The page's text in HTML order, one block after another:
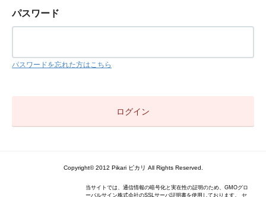
パスワード
パスワードを忘れた方はこちら
Copyright© 2012 Pikari ピカリ All Rights Reserved.
当サイトでは、通信情報の暗号化と実在性の証明のため、GMOグロ
ーバルサイン株式会社のSSLサーバ証明書を使用しております。 セ